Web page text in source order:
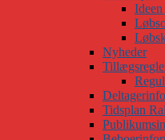
Nyheder
Tidsplan